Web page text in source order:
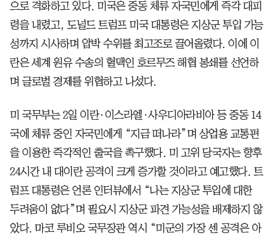
으로 격화하고 있다. 미국은 중동 체류 자국민에게 즉각 대피
령을 내렸고, 도널드 트럼프 미국 대통령은 지상군 투입 가능
성까지 시사하며 압박 수위를 최고조로 끌어올렸다. 이에 이
란은 세계 원유 수송의 혈맥인 호르무즈 해협 봉쇄를 선언하
며 글로벌 경제를 위협하고 나섰다.
미 국무부는 2일 이란·이스라엘·사우디아라비아 등 중동 14
국에 체류 중인 자국민에게 “지금 떠나라”며 상업용 교통편
을 이용한 즉각적인 출국을 촉구했다. 미 고위 당국자는 향후
24시간 내 대이란 공격이 크게 증가할 것이라고 예고했다. 트
럼프 대통령은 언론 인터뷰에서 “나는 지상군 투입에 대한
두려움이 없다”며 필요시 지상군 파견 가능성을 배제하지 않
았다. 마코 루비오 국무장관 역시 “미군의 가장 센 공격은 아